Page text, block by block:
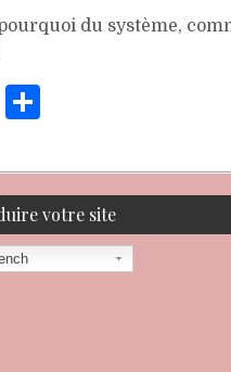
du système,
T
ar
e
votre site